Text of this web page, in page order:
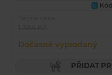
U Kód
Dočasně vyprodaný
PŘIDAT